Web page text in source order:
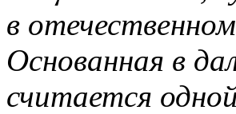
в
Основанная в
считается